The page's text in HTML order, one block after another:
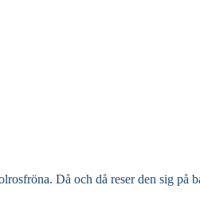
Då och då reser den sig på